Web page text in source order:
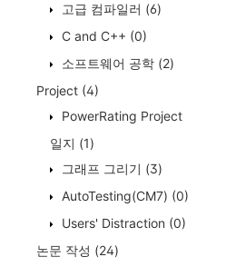
고급 컴파일러 (6)
C and C++ (0)
소프트웨어 공학 (2)
Project (4)
PowerRating Project
일지 (1)
그래프 그리기 (3)
AutoTesting(CM7) (0)
Users' Distraction (0)
논문 작성 (24)